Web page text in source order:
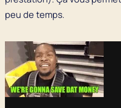
peu de temps.